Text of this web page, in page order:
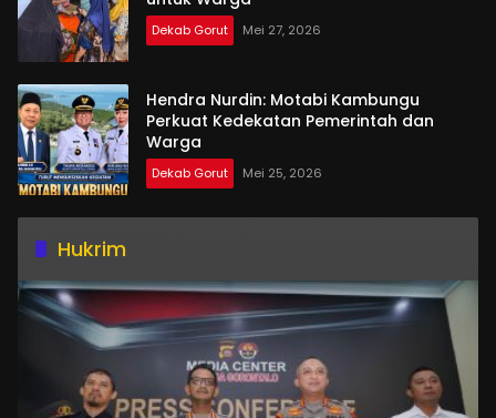
Dekab Gorut Mei 27, 2026
Hendra Nurdin: Motabi Kambungu
Perkuat Kedekatan Pemerintah dan
Warga
Dekab Gorut Mei 25, 2026
Hukrim